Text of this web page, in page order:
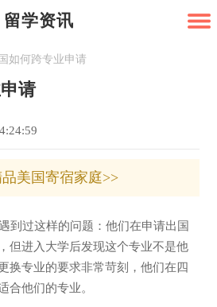
留学资讯
如何跨专业申请
请
美国寄宿家庭>>
到过这样的问题：他们在申请出国
但进入大学后发现这个专业不是他
换专业的要求非常苛刻，他们在四
合他们的专业。